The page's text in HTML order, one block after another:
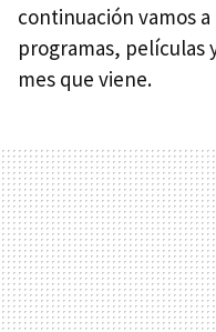
continuación vamos
programas, películas
mes que viene.